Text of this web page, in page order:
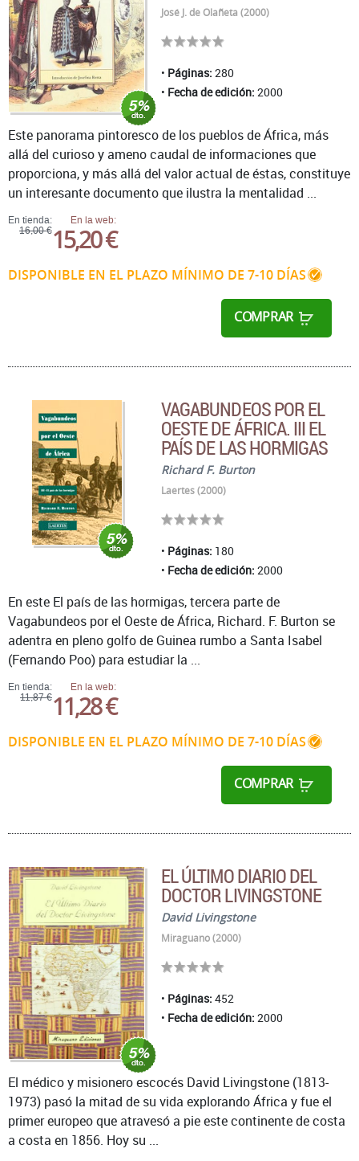
José J. de Olañeta (2000)
Páginas: 280
Fecha de edición: 2000
En tienda:
16,00 €
En la web:
15,20 €
DISPONIBLE EN EL PLAZO MÍNIMO DE 7-10 DÍAS
COMPRAR
Este panorama pintoresco de los pueblos de África, más
allá del curioso y ameno caudal de informaciones que
proporciona, y más allá del valor actual de éstas, constituye
un interesante documento que ilustra la mentalidad ...
VAGABUNDEOS POR EL
OESTE DE ÁFRICA. III EL
PAÍS DE LAS HORMIGAS
Richard F. Burton
Laertes (2000)
Páginas: 180
Fecha de edición: 2000
En tienda:
11,87 €
En la web:
11,28 €
DISPONIBLE EN EL PLAZO MÍNIMO DE 7-10 DÍAS
COMPRAR
En este El país de las hormigas, tercera parte de
Vagabundeos por el Oeste de África, Richard. F. Burton se
adentra en pleno golfo de Guinea rumbo a Santa Isabel
(Fernando Poo) para estudiar la ...
EL ÚLTIMO DIARIO DEL
DOCTOR LIVINGSTONE
David Livingstone
Miraguano (2000)
Páginas: 452
Fecha de edición: 2000
El médico y misionero escocés David Livingstone (1813-
1973) pasó la mitad de su vida explorando África y fue el
primer europeo que atravesó a pie este continente de costa
a costa en 1856. Hoy su ...